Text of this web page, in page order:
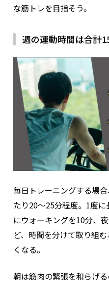
な筋トレを目指そう。
週の運動時間は合計
毎日トレーニングする場
たり20～25分程度。1度
にウォーキングを10分、
ど、時間を分けて取り組
くなる。
朝は筋肉の緊張を和らげ